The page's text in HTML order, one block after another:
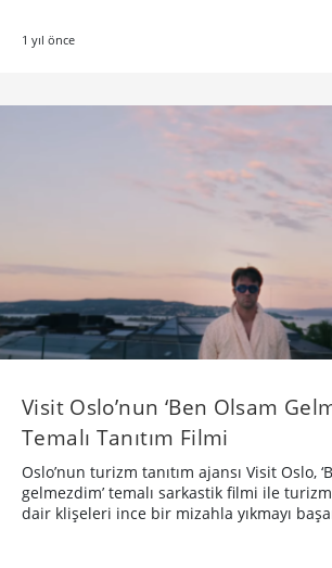
1 yıl önce
Visit Oslo’nun ‘Ben Olsam
Temalı Tanıtım Filmi
Oslo’nun turizm tanıtım ajansı Visit Oslo,
gelmezdim’ temalı sarkastik filmi ile
dair klişeleri ince bir mizahla yıkmayı